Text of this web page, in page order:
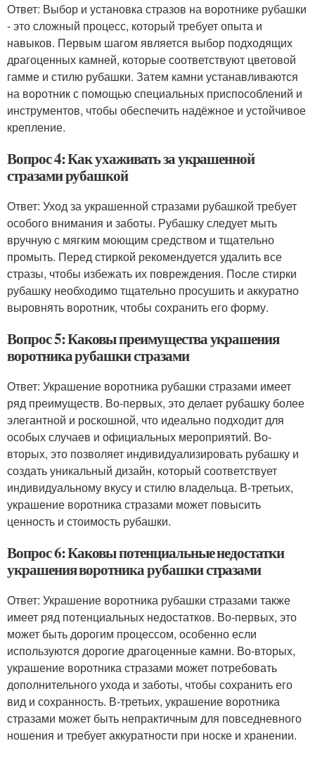
Ответ: Выбор и установка стразов на воротнике рубашки
- это сложный процесс, который требует опыта и
навыков. Первым шагом является выбор подходящих
драгоценных камней, которые соответствуют цветовой
гамме и стилю рубашки. Затем камни устанавливаются
на воротник с помощью специальных приспособлений и
инструментов, чтобы обеспечить надёжное и устойчивое
крепление.
Вопрос 4: Как ухаживать за украшенной
стразами рубашкой
Ответ: Уход за украшенной стразами рубашкой требует
особого внимания и заботы. Рубашку следует мыть
вручную с мягким моющим средством и тщательно
промыть. Перед стиркой рекомендуется удалить все
стразы, чтобы избежать их повреждения. После стирки
рубашку необходимо тщательно просушить и аккуратно
выровнять воротник, чтобы сохранить его форму.
Вопрос 5: Каковы преимущества украшения
воротника рубашки стразами
Ответ: Украшение воротника рубашки стразами имеет
ряд преимуществ. Во-первых, это делает рубашку более
элегантной и роскошной, что идеально подходит для
особых случаев и официальных мероприятий. Во-
вторых, это позволяет индивидуализировать рубашку и
создать уникальный дизайн, который соответствует
индивидуальному вкусу и стилю владельца. В-третьих,
украшение воротника стразами может повысить
ценность и стоимость рубашки.
Вопрос 6: Каковы потенциальные недостатки
украшения воротника рубашки стразами
Ответ: Украшение воротника рубашки стразами также
имеет ряд потенциальных недостатков. Во-первых, это
может быть дорогим процессом, особенно если
используются дорогие драгоценные камни. Во-вторых,
украшение воротника стразами может потребовать
дополнительного ухода и заботы, чтобы сохранить его
вид и сохранность. В-третьих, украшение воротника
стразами может быть непрактичным для повседневного
ношения и требует аккуратности при носке и хранении.